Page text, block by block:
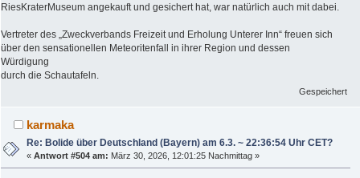
RiesKraterMuseum angekauft und gesichert hat, war natürlich auch mit dabei.
Vertreter des „Zweckverbands Freizeit und Erholung Unterer Inn“ freuen sich
über den sensationellen Meteoritenfall in ihrer Region und dessen
Würdigung
durch die Schautafeln.
Gespeichert
karmaka
Re: Bolide über Deutschland (Bayern) am 6.3. ~ 22:36:54 Uhr CET?
«Antwort #504 am: März 30, 2026, 12:01:25 Nachmittag »